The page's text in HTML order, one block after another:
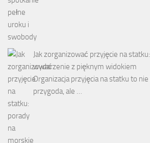
Jak zorganizować przyjęcie na
wydarzenie z pięknym widokiem
Organizacja przyjęcia na statku to
przygoda, ale …